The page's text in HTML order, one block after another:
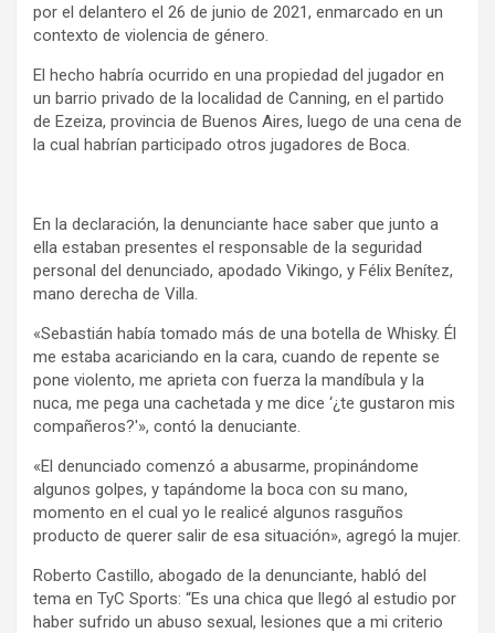
por el delantero el 26 de junio de 2021, enmarcado en un
contexto de violencia de género.
El hecho habría ocurrido en una propiedad del jugador en
un barrio privado de la localidad de Canning, en el partido
de Ezeiza, provincia de Buenos Aires, luego de una cena de
la cual habrían participado otros jugadores de Boca.
En la declaración, la denunciante hace saber que junto a
ella estaban presentes el responsable de la seguridad
personal del denunciado, apodado Vikingo, y Félix Benítez,
mano derecha de Villa.
«Sebastián había tomado más de una botella de Whisky. Él
me estaba acariciando en la cara, cuando de repente se
pone violento, me aprieta con fuerza la mandíbula y la
nuca, me pega una cachetada y me dice ‘¿te gustaron mis
compañeros?'», contó la denuciante.
«El denunciado comenzó a abusarme, propinándome
algunos golpes, y tapándome la boca con su mano,
momento en el cual yo le realicé algunos rasguños
producto de querer salir de esa situación», agregó la mujer.
Roberto Castillo, abogado de la denunciante, habló del
tema en TyC Sports: “Es una chica que llegó al estudio por
haber sufrido un abuso sexual, lesiones que a mi criterio